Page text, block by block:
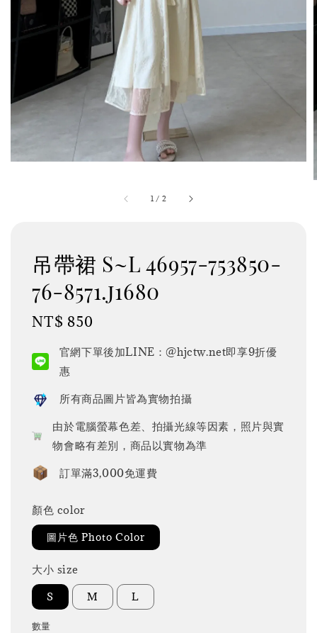
1 / 2
吊帶裙 S~L 46957-753850-
76-8571.j1680
Regular
NT$ 850
官網下單後加LINE：@hjctw.net即享9折優
惠
所有商品圖片皆為實物拍攝
由於電腦螢幕色差、拍攝光線等因素，照片與實
物會略有差別，商品以實物為準
訂單滿3,000免運費
顏色 color
圖片色 Photo Color
大小 size
S M L
數量